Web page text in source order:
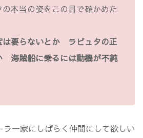
本当の姿をこの目で確かめた
要らないとか ラピュタの正
海賊船に乗るには動機が不純
一家にしばらく仲間にして欲しい